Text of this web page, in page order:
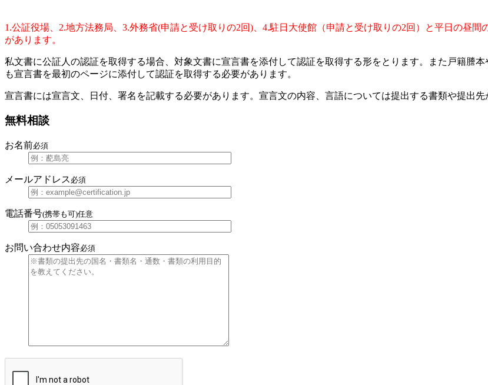
1.公証役場、2.地方法務局、3.外務省(申請と受け取りの2回)、4.駐日大使館（申請と受け取りの2回）と平日の昼
があります。
私文書に公証人の認証を取得する場合、対象文書に宣言書を添付して認証を取得する形をとります。また戸籍謄
も宣言書を最初のページに添付して認証を取得する必要があります。
宣言書には宣言文、日付、署名を記載する必要があります。宣言文の内容、言語については提出する書類や提出
無料相談
お名前必須
メールアドレス 必須
電話番号(携帯も可)任意
お問い合わせ内容必須